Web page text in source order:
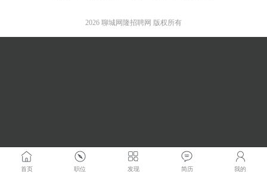
2026 聊城网隆招聘网 版权所有
首页 职位 发现 简历 我的